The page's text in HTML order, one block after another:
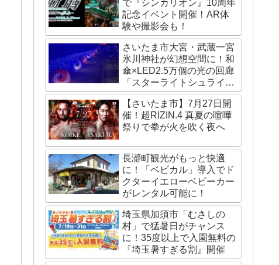
で『シンカリオン』10周年
記念イベント開催！AR体
験や撮影会も！
さいたま市大宮・武蔵一宮
氷川神社が幻想空間に！和
傘×LED2.5万個の光の回廊
「スターライトシュライ
ン」が国内外で話題
【さいたま市】7月27日開
催！超RIZIN.4 真夏の喧嘩
祭りで拳が火を吹く夜へ
長瀞町観光がもっと快適
に！「ベビカル」導入でド
クターイエローベビーカー
がレンタル可能に！
埼玉県加須市「むさしの
村」で猛暑日がチャンス
に！35度以上で入園無料の
『埼玉暑すぎる割』開催